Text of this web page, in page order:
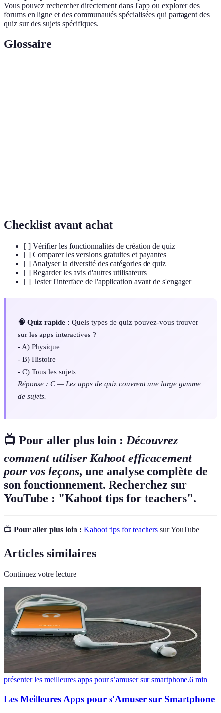
Vous pouvez rechercher directement dans l'app ou explorer des
forums en ligne et des communautés spécialisées qui partagent des
quiz sur des sujets spécifiques.
Glossaire
Checklist avant achat
[ ] Vérifier les fonctionnalités de création de quiz
[ ] Comparer les versions gratuites et payantes
[ ] Analyser la diversité des catégories de quiz
[ ] Regarder les avis d'autres utilisateurs
[ ] Tester l'interface de l'application avant de s'engager
🧠 Quiz rapide : Quels types de quiz pouvez-vous trouver
sur les apps interactives ?
- A) Physique
- B) Histoire
- C) Tous les sujets
Réponse : C — Les apps de quiz couvrent une large gamme
de sujets.
📺 Pour aller plus loin : Découvrez
comment utiliser Kahoot efficacement
pour vos leçons, une analyse complète de
son fonctionnement. Recherchez sur
YouTube : "Kahoot tips for teachers".
📺 Pour aller plus loin : Kahoot tips for teachers sur YouTube
Articles similaires
Continuez votre lecture
présenter les meilleures apps pour s’amuser sur smartphone.6 min
Les Meilleures Apps pour s'Amuser sur Smartphone